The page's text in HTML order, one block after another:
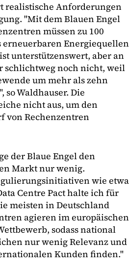
realistische Anforderungen
"Mit dem Blauen Engel
müssen zu 100
erneuerbaren Energiequellen
unterstützenswert, aber an
schlichtweg noch nicht, weil
um mehr als zehn
so Waldhauser. Die
nicht aus, um den
von Rechenzentren
der Blaue Engel den
Markt nur wenig.
wie etwa
Centre Pact halte ich für
meisten in Deutschland
agieren im europäischen
sodass national
nur wenig Relevanz und
Kunden finden."